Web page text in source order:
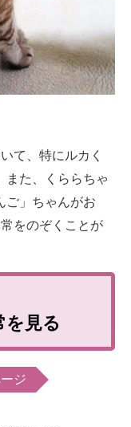
て、特にルカく
また、くららちゃ
ご」ちゃんがお
をのぞくことが
を見る
ジ